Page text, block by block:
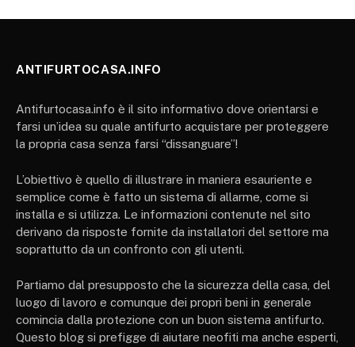
ANTIFURTOCASA.INFO
Antifurtocasa.info è il sito informativo dove orientarsi e
farsi un’idea su quale antifurto acquistare per proteggere
la propria casa senza farsi “dissanguare”!
L’obiettivo è quello di illustrare in maniera esauriente e
semplice come è fatto un sistema di allarme, come si
installa e si utilizza. Le informazioni contenute nel sito
derivano da risposte fornite da installatori del settore ma
soprattutto da un confronto con gli utenti.
Partiamo dal presupposto che la sicurezza della casa, del
luogo di lavoro e comunque dei propri beni in generale
comincia dalla protezione con un buon sistema antifurto.
Questo blog si prefigge di aiutare neofiti ma anche esperti,